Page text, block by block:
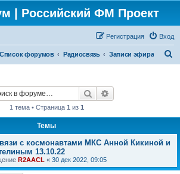
| Российский ФМ Проект
Вход
Регистрация
Список форумов Радиосвязь Записи эфира
Поиск
1 тема • Страница 1 из 1
Темы
с космонавтами МКС Анной Кикиной и
13.10.22
R2AACL « 30 дек 2022, 09:05